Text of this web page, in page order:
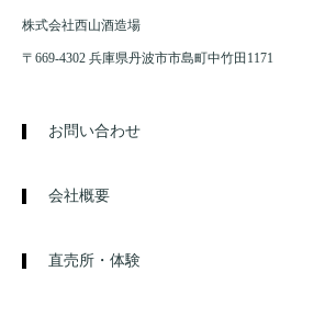
株式会社西山酒造場
〒669-4302 兵庫県丹波市市島町中竹田1171
お問い合わせ
会社概要
直売所・体験